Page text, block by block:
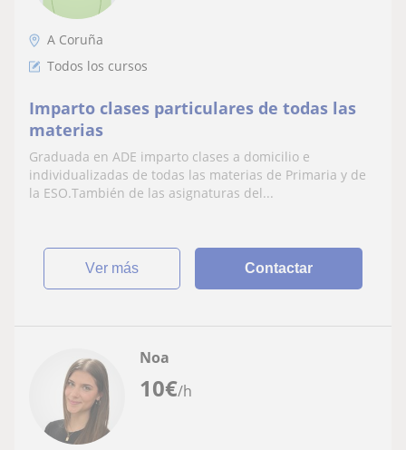
A Coruña
Todos los cursos
Imparto clases particulares de todas las
materias
Graduada en ADE imparto clases a domicilio e
individualizadas de todas las materias de Primaria y de
la ESO.También de las asignaturas del...
ver más Contactar
10€/h
Noa